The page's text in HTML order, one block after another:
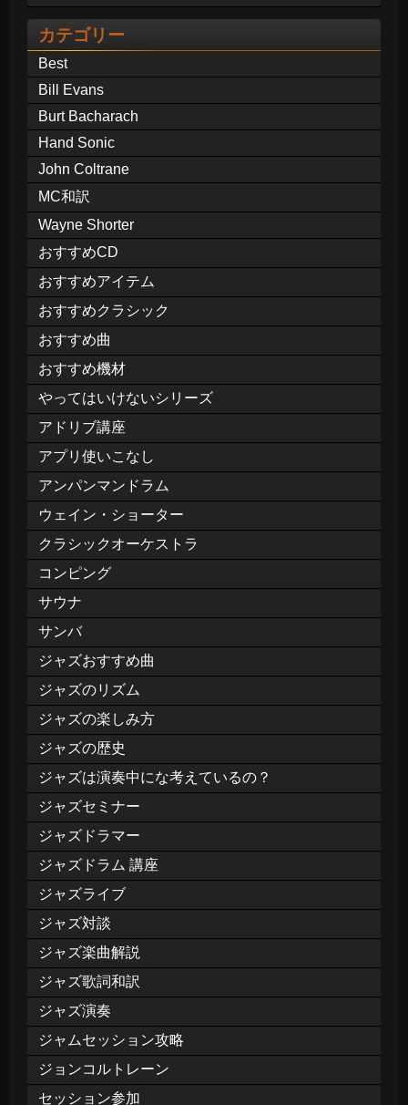
カテゴリー
Best
Bill Evans
Burt Bacharach
Hand Sonic
John Coltrane
MC和訳
Wayne Shorter
おすすめCD
おすすめアイテム
おすすめクラシック
おすすめ曲
おすすめ機材
やってはいけないシリーズ
アドリブ講座
アプリ使いこなし
アンパンマンドラム
ウェイン・ショーター
クラシックオーケストラ
コンピング
サウナ
サンバ
ジャズおすすめ曲
ジャズのリズム
ジャズの楽しみ方
ジャズの歴史
ジャズは演奏中にな考えているの？
ジャズセミナー
ジャズドラマー
ジャズドラム 講座
ジャズライブ
ジャズ対談
ジャズ楽曲解説
ジャズ歌詞和訳
ジャズ演奏
ジャムセッション攻略
ジョンコルトレーン
セッション参加